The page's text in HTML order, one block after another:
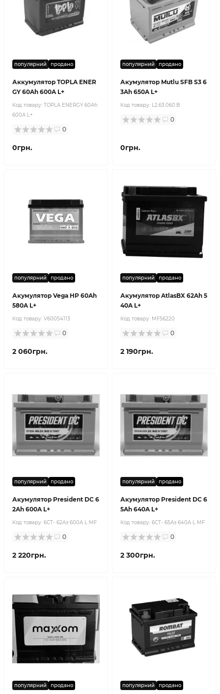
популярний продано
Аккумулятор TOPLA ENER
GY 60Ah 600A L+
Код товару: TOPLA ENERGY 60Ah
600A L+
0
0грн.
популярний продано
Акумулятор Mutlu SFB S3 6
3Ah 650A L+
Код товару: L2.63.060.B
0
0грн.
популярний продано
Акумулятор Vega HP 60Ah
580A L+
Код товару: V60054113
0
2 060грн.
популярний продано
Акумулятор AtlasBX 62Ah 5
40A L+
Код товару: MF56220
0
2 190грн.
популярний продано
Акумулятор President DC 6
2Ah 600A L+
Код товару: 6CT- 62Aз 600A L MF
0
2 220грн.
популярний продано
Акумулятор President DC 6
5Ah 640A L+
Код товару: 6CT- 65Aз 640A L MF
0
2 300грн.
популярний продано популярний продано